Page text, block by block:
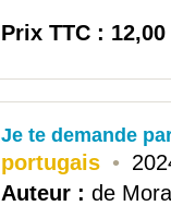
Prix TTC : 12,00
Je te demande
portugais •
Auteur : de